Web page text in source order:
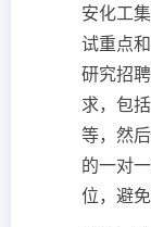
安化工
试重点
研究招
求，包
等，然
的一对
位，避